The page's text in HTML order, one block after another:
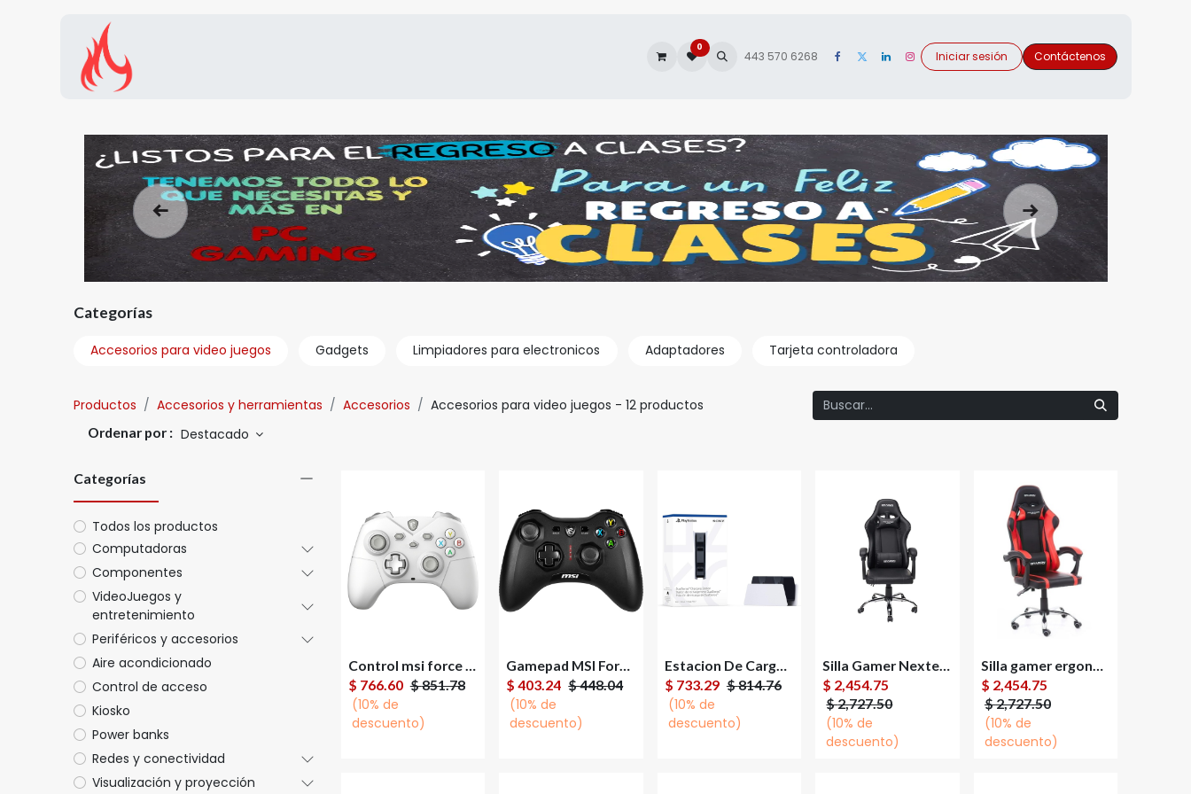
0
443 570 6268 Iniciar sesión Contáctenos
Anterior Siguiente
Categorías
Accesorios para video juegos Gadgets Limpiadores para electronicos Adaptadores Tarjeta controladora
Productos Accesorios y herramientas Accesorios Accesorios para video juegos - 12 productos
Ordenar por : Destacado
Categorías
Todos los productos
Computadoras
Componentes
VideoJuegos y
entretenimiento
Periféricos y accesorios
Aire acondicionado
Control de acceso
Kiosko
Power banks
Redes y conectividad
Visualización y proyección
Agregar al
carrito
Control msi force gc300 wireless white interfaz usb 2.0, conectividad inalambrico y alambrico, color blanco
$ 766.60 $851.78
(10% de
descuento)
Agregar al
carrito
Gamepad MSI Force GC30 V2 Inalámbrico USB 2.0 Para Windows/Android
$403.24 $448.04
(10% de
descuento)
Agregar al
carrito
Estacion De Carga Play Station 5 Dual Sense
$ 733.29 $814.76
(10% de
descuento)
Agregar al
carrito
Silla Gamer Nextep Dragón XT Falkor Reclinable Hasta 125Kg
$ 2,454.75
$2,727.50
(10% de
descuento)
Agregar al
carrito
Silla gamer ergonómica modelo falkor color negro-rojo
$ 2,454.75
$2,727.50
(10% de
descuento)